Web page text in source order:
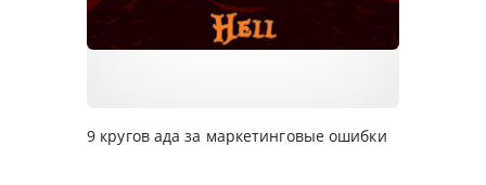
9 кругов ада за маркетинговые ошибки